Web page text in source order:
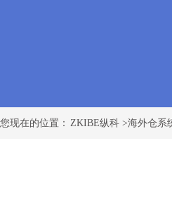
您现在的位置： ZKIBE纵科 >海外仓系